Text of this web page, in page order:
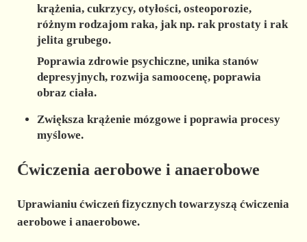
krążenia, cukrzycy, otyłości, osteoporozie,
różnym rodzajom raka, jak np. rak prostaty i rak
jelita grubego.
Poprawia zdrowie psychiczne, unika stanów
depresyjnych, rozwija samoocenę, poprawia
obraz ciała.
Zwiększa krążenie mózgowe i poprawia procesy
myślowe.
Ćwiczenia aerobowe i anaerobowe
Uprawianiu ćwiczeń fizycznych towarzyszą ćwiczenia
aerobowe i anaerobowe.